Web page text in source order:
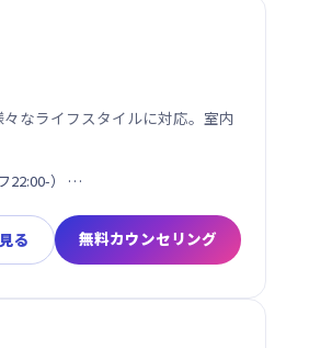
なライフスタイルに対応。室内
22:00-） …
る 無料カウンセリング